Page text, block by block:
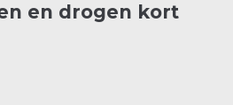
en drogen kort